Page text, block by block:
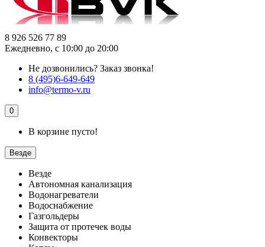
8 926 526 77 89
Ежедневно, с 10:00 до 20:00
Не дозвонились? Заказ звонка!
8 (495)6-649-649
info@termo-v.ru
0
В корзине пусто!
Везде
Везде
Автономная канализация
Водонагреватели
Водоснабжение
Газгольдеры
Защита от протечек воды
Конвекторы